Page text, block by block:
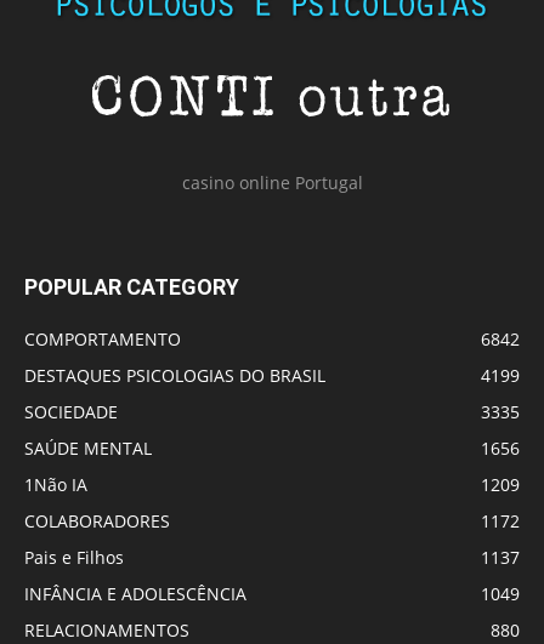
casino online Portugal
POPULAR CATEGORY
COMPORTAMENTO
6842
DESTAQUES PSICOLOGIAS DO BRASIL
4199
SOCIEDADE
3335
SAÚDE MENTAL
1656
1Não IA
1209
COLABORADORES
1172
Pais e Filhos
1137
INFÂNCIA E ADOLESCÊNCIA
1049
RELACIONAMENTOS
880